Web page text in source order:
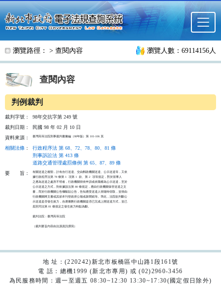
跳至主要內容
瀏覽路徑： > 查閱內容 瀏覽人數：69114156人
查閱內容
判例裁判
裁判字號：
98年交抗字第 249 號
裁判日期：
民國 98 年 02 月 10 日
資料來源：
臺灣高等法院刑事裁判書彙編（98年版）第 101-106 頁
相關法條 ：
行政程序法 第 68、72、78、80、81 條
刑事訴訟法 第 413 條
道路交通管理處罰條例 第 65、87、89 條
要
旨：
有關送達之種類，計有自行送達、交由郵政機關送達、公示送達等，又依
據行政程序法第 78 條第 1  項第 1  款、第 2  項等規定，對於當事人
之應為送達之處所不明者，行政機關得依申請或依職權為公示送達，至於
公示送達之方式，則依據該法第 80 條規定，應由行政機關保管送達之文
書，而於行政機關公告欄黏貼公告，告知應受送達人得隨時領取，並得由
行政機關將文書或其節本刊登政府公報或新聞紙等。準此，法院欲判斷公
示送達是否發生效力，自應審酌行政機關是否已完成上開送達方式，並已
屆至同法第 81 條規定之發生效力時點為斷。
裁判法院：臺灣高等法院
（裁判要旨內容由法源資訊撰寫）
地 址：(220242)新北市板橋區中山路1段161號
電 話：總機1999 (新北市專用) 或 (02)2960-3456
為民服務時間：週一至週五 08:30~12:30 13:30~17:30(國定假日除外)